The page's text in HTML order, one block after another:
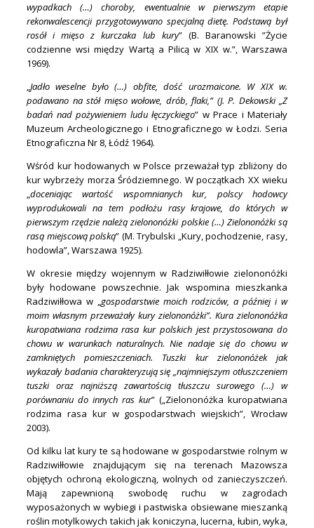
wypadkach (…) choroby, ewentualnie w pierwszym etapie
rekonwalescencji przygotowywano specjalną dietę. Podstawą był
rosół i mięso z kurczaka lub kury” (B. Baranowski ”Życie
codzienne wsi między Wartą a Pilicą w XIX w.”, Warszawa
1969).
„Jadło weselne było (…) obfite, dość urozmaicone. W XIX w.
podawano na stół mięso wołowe, drób, flaki,” (J. P. Dekowski „Z
badań nad pożywieniem ludu łęczyckiego” w Prace i Materiały
Muzeum Archeologicznego i Etnograficznego w Łodzi. Seria
Etnograficzna Nr 8, Łódź 1964).
Wśród kur hodowanych w Polsce przeważał typ zbliżony do
kur wybrzeży morza Śródziemnego. W początkach XX wieku
„doceniając wartość wspomnianych kur, polscy hodowcy
wyprodukowali na tem podłożu rasy krajowe, do których w
pierwszym rzędzie należą zielononóżki polskie (…) Zielononóżki są
rasą miejscową polską” (M. Trybulski „Kury, pochodzenie, rasy,
hodowla”, Warszawa 1925).
W okresie między wojennym w Radziwiłłowie zielononóżki
były hodowane powszechnie. Jak wspomina mieszkanka
Radziwiłłowa w „gospodarstwie moich rodziców, a później i w
moim własnym przeważały kury zielononóżki”. Kura zielononóżka
kuropatwiana rodzima rasa kur polskich jest przystosowana do
chowu w warunkach naturalnych. Nie nadaje się do chowu w
zamkniętych pomieszczeniach. Tuszki kur zielononóżek jak
wykazały badania charakteryzują się „najmniejszym otłuszczeniem
tuszki oraz najniższą zawartością tłuszczu surowego (…) w
porównaniu do innych ras kur” („Zielononóżka kuropatwiana
rodzima rasa kur w gospodarstwach wiejskich”, Wrocław
2003).
Od kilku lat kury te są hodowane w gospodarstwie rolnym w
Radziwiłłowie znajdującym się na terenach Mazowsza
objętych ochroną ekologiczną, wolnych od zanieczyszczeń.
Mają zapewnioną swobodę ruchu w zagrodach
wyposażonych w wybiegi i pastwiska obsiewane mieszanką
roślin motylkowych takich jak koniczyna, lucerna, łubin, wyka,